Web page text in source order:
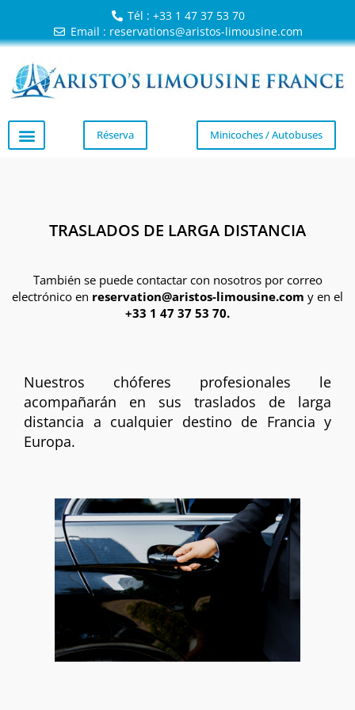
Tél : +33 1 47 37 53 70
Email : reservations@aristos-limousine.com
Réserva Minicoches / Autobuses
TRASLADOS DE LARGA DISTANCIA
También se puede contactar con nosotros por correo
electrónico en reservation@aristos-limousine.com y en el
+33 1 47 37 53 70.
Nuestros chóferes profesionales le
acompañarán en sus traslados de larga
distancia a cualquier destino de Francia y
Europa.